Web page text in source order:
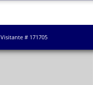
Visitante # 171705